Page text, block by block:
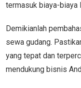
termasuk biaya-biaya
Demikianlah
sewa gudang.
yang tepat dan
mendukung bisnis